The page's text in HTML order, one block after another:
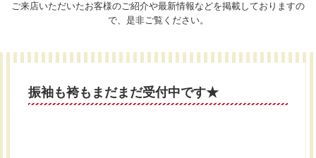
ご来店いただいたお客様のご紹介や最新情報などを掲載しておりますの
で、是非ご覧ください。
振袖も袴もまだまだ受付中です★